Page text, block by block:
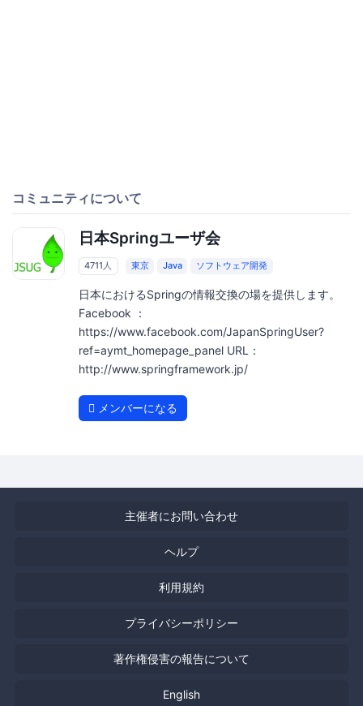
コミュニティについて
日本Springユーザ会
4711人 東京 Java ソフトウェア開発
日本におけるSpringの情報交換の場を提供します。
Facebook ：
https://www.facebook.com/JapanSpringUser?
ref=aymt_homepage_panel URL：
http://www.springframework.jp/
メンバーになる
主催者にお問い合わせ
ヘルプ
利用規約
プライバシーポリシー
著作権侵害の報告について
English